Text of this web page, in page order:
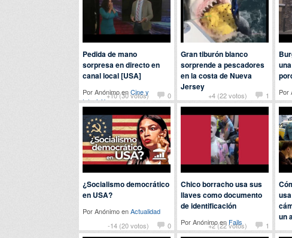
+10 (30 votos) 0
Pedida de mano
sorpresa en directo en
canal local [USA]
Por Anónimo enCine y
televisión
+4 (22 votos) 1
Gran tiburón blanco
sorprende a pescadores
en la costa de Nueva
Jersey
Por Anónimo enCuriosidades
Por
-14 (20 votos) 0
¿Socialismo democrático
en USA?
Por Anónimo enActualidad
+2 (22 votos)
1
Chico borracho usa sus
llaves como documento
de identificación
Por Anónimo en Fails
un
Por